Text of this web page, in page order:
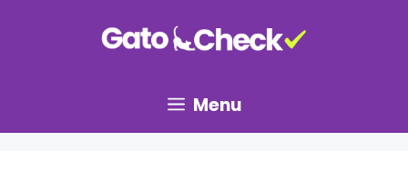
Menu